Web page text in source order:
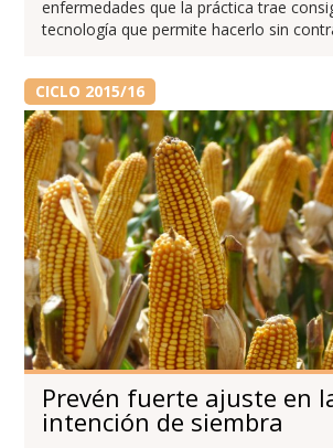
enfermedades que la práctica trae
tecnología que permite hacerlo sin
CICLO 2015/16
Prevén fuerte ajuste en
intención de siembra